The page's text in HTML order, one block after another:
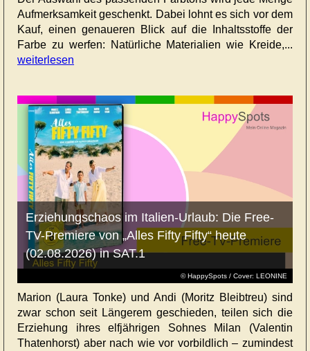
Aufmerksamkeit geschenkt. Dabei lohnt es sich vor dem
Kauf, einen genaueren Blick auf die Inhaltsstoffe der
Farbe zu werfen: Natürliche Materialien wie Kreide,...
weiterlesen
© HappySpots / Cover: LEONINE
Erziehungschaos im Italien-Urlaub: Die Free-
TV-Premiere von „Alles Fifty Fifty“ heute
(02.08.2026) in SAT.1
Marion (Laura Tonke) und Andi (Moritz Bleibtreu) sind
zwar schon seit Längerem geschieden, teilen sich die
Erziehung ihres elfjährigen Sohnes Milan (Valentin
Thatenhorst) aber nach wie vor vorbildlich – zumindest